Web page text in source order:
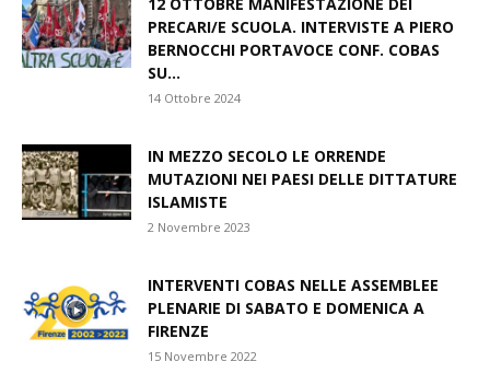
PRECARI/E SCUOLA. INTERVISTE A PIERO
BERNOCCHI PORTAVOCE CONF. COBAS
SU...
14 Ottobre 2024
IN MEZZO SECOLO LE ORRENDE
MUTAZIONI NEI PAESI DELLE DITTATURE
ISLAMISTE
2 Novembre 2023
INTERVENTI COBAS NELLE ASSEMBLEE
PLENARIE DI SABATO E DOMENICA A
FIRENZE
15 Novembre 2022